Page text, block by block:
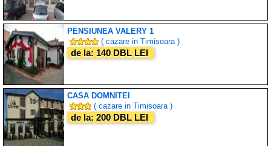
PENSIUNEA VALERY 1
( cazare in Timisoara )
de la: 140 DBL LEI
CASA DOMNITEI
( cazare in Timisoara )
de la: 200 DBL LEI